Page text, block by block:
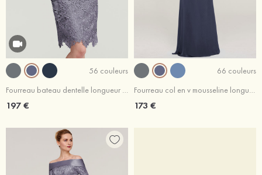
56 couleurs
Fourreau bateau dentelle longueur genou robe de mère de la mariée avec fleurs veste
197 €
66 couleurs
Fourreau col en v mousseline longueur ras du sol robe de mère de la mariée avec appliqué perle plissé
173 €